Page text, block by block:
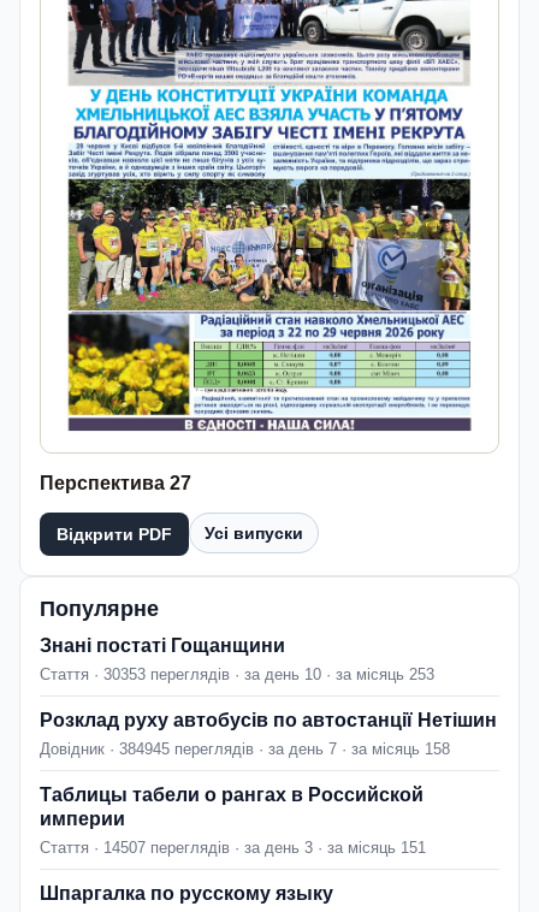
Перспектива 27
Відкрити PDF Усі випуски
Популярне
Знані постаті Гощанщини
Стаття · 30353 переглядів · за день 10 · за місяць 253
Розклад руху автобусів по автостанції Нетішин
Довідник · 384945 переглядів · за день 7 · за місяць 158
Таблицы табели о рангах в Российской
империи
Стаття · 14507 переглядів · за день 3 · за місяць 151
Шпаргалка по русскому языку